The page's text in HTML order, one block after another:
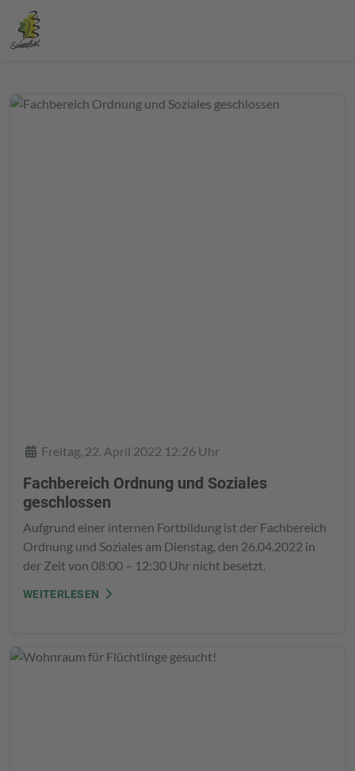
DetailsFreitag, 22. April 2022 12:26 Uhr
Fachbereich Ordnung und Soziales
geschlossen
Aufgrund einer internen Fortbildung ist der Fachbereich
Ordnung und Soziales am Dienstag, den 26.04.2022 in
der Zeit von 08:00 – 12:30 Uhr nicht besetzt.
WEITERLESEN